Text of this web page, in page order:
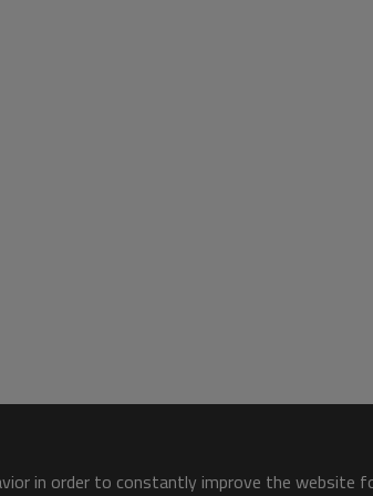
in order to constantly improve the website